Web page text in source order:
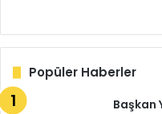
Popüler Haberler
Başkan